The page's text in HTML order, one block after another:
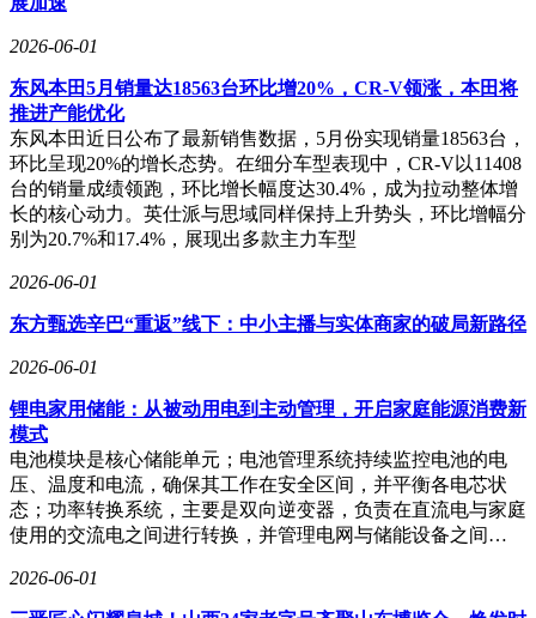
2026-06-01
东风本田5月销量达18563台环比增20%，CR-V领涨，本田将
推进产能优化
东风本田近日公布了最新销售数据，5月份实现销量18563台，
环比呈现20%的增长态势。在细分车型表现中，CR-V以11408
台的销量成绩领跑，环比增长幅度达30.4%，成为拉动整体增
长的核心动力。英仕派与思域同样保持上升势头，环比增幅分
别为20.7%和17.4%，展现出多款主力车型
2026-06-01
东方甄选辛巴“重返”线下：中小主播与实体商家的破局新路径
2026-06-01
锂电家用储能：从被动用电到主动管理，开启家庭能源消费新
模式
电池模块是核心储能单元；电池管理系统持续监控电池的电
压、温度和电流，确保其工作在安全区间，并平衡各电芯状
态；功率转换系统，主要是双向逆变器，负责在直流电与家庭
使用的交流电之间进行转换，并管理电网与储能设备之间…
2026-06-01